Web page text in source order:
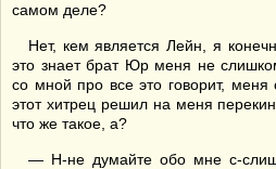
самом деле?
Нет, кем является Лейн, я
это знает брат Юр меня не
со мной про все это говорит,
этот хитрец решил на меня
что же такое, а?
— Н-не думайте обо мне с-